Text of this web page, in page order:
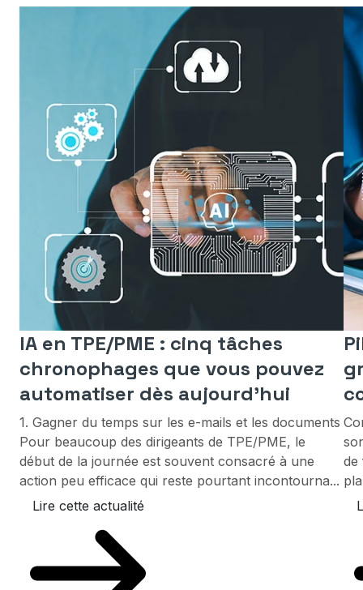
IA en TPE/PME : cinq tâches
chronophages que vous pouvez
automatiser dès aujourd’hui
1. Gagner du temps sur les e-mails et les documents
Pour beaucoup des dirigeants de TPE/PME, le
début de la journée est souvent consacré à une
action peu efficace qui reste pourtant incontourna...
Lire cette actualité
de